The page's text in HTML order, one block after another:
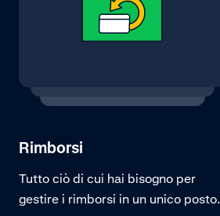
Rimborsi
Tutto ciò di cui hai bisogno per
gestire i rimborsi in un unico posto.